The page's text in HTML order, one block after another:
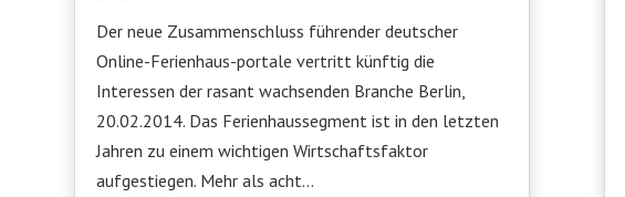
Der neue Zusammenschluss führender deutscher
Online-Ferienhaus-portale vertritt künftig die
Interessen der rasant wachsenden Branche Berlin,
20.02.2014. Das Ferienhaussegment ist in den letzten
Jahren zu einem wichtigen Wirtschaftsfaktor
aufgestiegen. Mehr als acht...